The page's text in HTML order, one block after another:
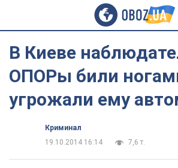
В Киеве
ОПОРы били
угрожали ему
Криминал
19.10.2014 16:14
7,6 т.